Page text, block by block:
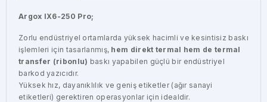
Argox IX6-250 Pro;
Zorlu endüstriyel ortamlarda yüksek hacimli ve kesintisiz baskı
işlemleri için tasarlanmış, hem direkt termal hem de termal
transfer (ribonlu) baskı yapabilen güçlü bir endüstriyel
barkod yazıcıdır.
Yüksek hız, dayanıklılık ve geniş etiketler (ağır sanayi
etiketleri) gerektiren operasyonlar için idealdir.